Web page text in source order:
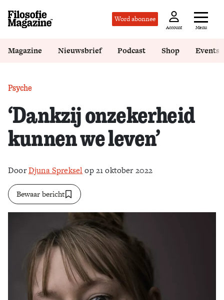
Word abonnee
Account Menu
Magazine Nieuwsbrief Podcast Shop Events
Psyche
‘Dankzij onzekerheid
kunnen we leven’
DoorDjuna Spreksel op 21 oktober 2022
Bewaar bericht